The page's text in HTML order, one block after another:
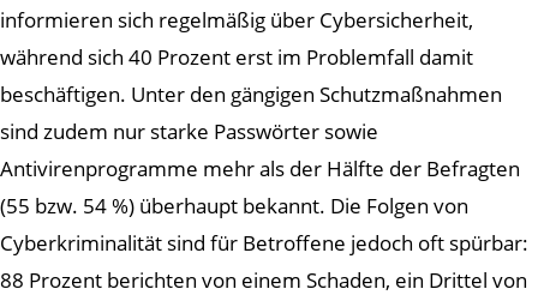
informieren sich regelmäßig über Cybersicherheit,
während sich 40 Prozent erst im Problemfall damit
beschäftigen. Unter den gängigen Schutzmaßnahmen
sind zudem nur starke Passwörter sowie
Antivirenprogramme mehr als der Hälfte der Befragten
(55 bzw. 54 %) überhaupt bekannt. Die Folgen von
Cyberkriminalität sind für Betroffene jedoch oft spürbar:
88 Prozent berichten von einem Schaden, ein Drittel von